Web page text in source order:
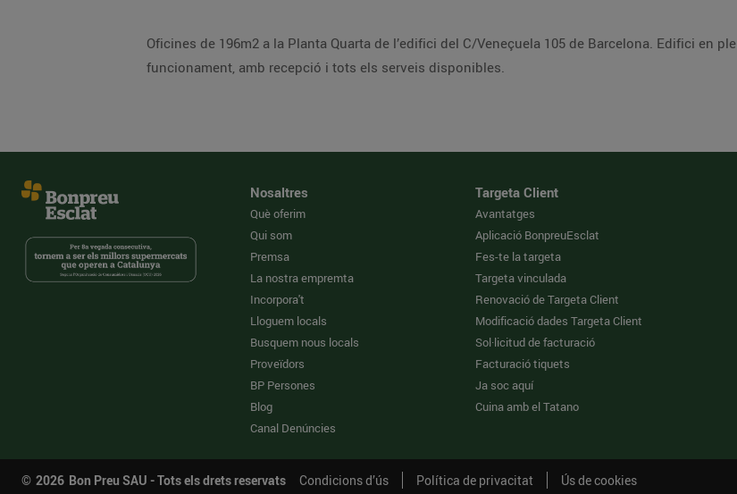
Oficines de 196m2 a la Planta Quarta de l’edifici del C/Veneçuela 105 de Barcelona. Edifici en ple
funcionament, amb recepció i tots els serveis disponibles.
Nosaltres
Què oferim
Qui som
Premsa
La nostra empremta
Incorpora't
Lloguem locals
Busquem nous locals
Proveïdors
BP Persones
Blog
Canal Denúncies
Targeta Client
Avantatges
Aplicació BonpreuEsclat
Fes-te la targeta
Targeta vinculada
Renovació de Targeta Client
Modificació dades Targeta Client
Sol·licitud de facturació
Facturació tiquets
Ja soc aquí
Cuina amb el Tatano
© 2026 Bon Preu SAU - Tots els drets reservats Condicions d’ús Política de privacitat Ús de cookies